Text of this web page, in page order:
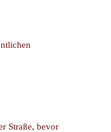
Straße, bevor